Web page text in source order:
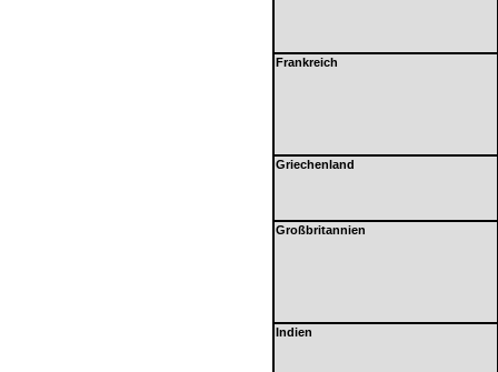
Frankreich
Griechenland
Großbritannien
Indien